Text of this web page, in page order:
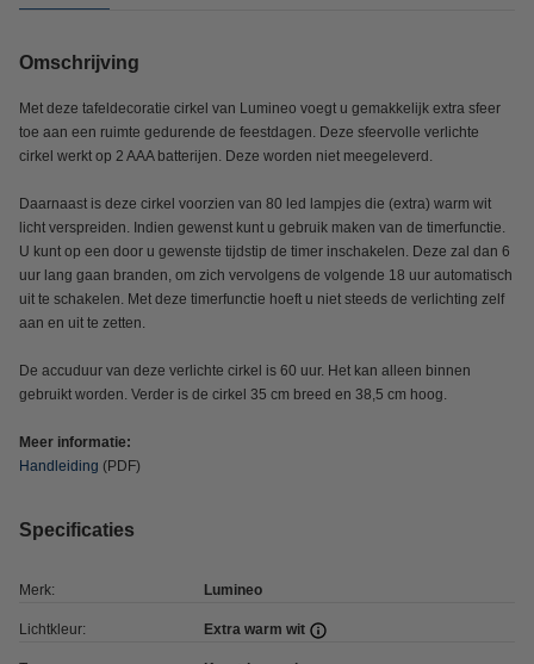
Omschrijving
Met deze tafeldecoratie cirkel van Lumineo voegt u gemakkelijk extra sfeer
toe aan een ruimte gedurende de feestdagen. Deze sfeervolle verlichte
cirkel werkt op 2 AAA batterijen. Deze worden niet meegeleverd.
Daarnaast is deze cirkel voorzien van 80 led lampjes die (extra) warm wit
licht verspreiden. Indien gewenst kunt u gebruik maken van de timerfunctie.
U kunt op een door u gewenste tijdstip de timer inschakelen. Deze zal dan 6
uur lang gaan branden, om zich vervolgens de volgende 18 uur automatisch
uit te schakelen. Met deze timerfunctie hoeft u niet steeds de verlichting zelf
aan en uit te zetten.
De accuduur van deze verlichte cirkel is 60 uur. Het kan alleen binnen
gebruikt worden. Verder is de cirkel 35 cm breed en 38,5 cm hoog.
Meer informatie:
Handleiding (PDF)
Specificaties
Merk: Lumineo
Lichtkleur: Extra warm wit